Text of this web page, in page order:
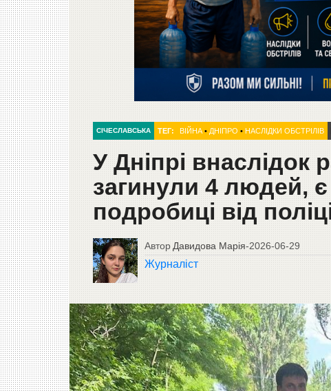
СІЧЕСЛАВСЬКА ТЕГ: ВІЙНА• ДНІПРО • НАСЛІДКИ ОБСТРІЛІВ
У Дніпрі внаслідок
загинули 4 людей,
подробиці від
Автор Давидова Марія-2026-06-29
Журналіст